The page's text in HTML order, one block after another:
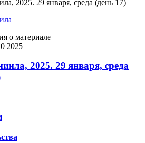
2025. 29 января, среда (день 17)
о материале
2025
2025. 29 января, среда